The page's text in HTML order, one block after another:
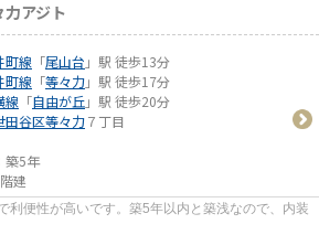
力アジト
町線 「尾山台 」駅 徒歩13分
町線 「等々力」駅 徒歩17分
線 「自由が丘」駅 徒歩20分
田谷区等々力７丁目
築5年
建
利便性が高いです。築5年以内と築浅なので、内装